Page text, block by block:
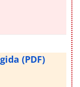
(PDF)